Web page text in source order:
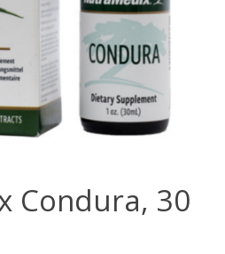
Condura, 30